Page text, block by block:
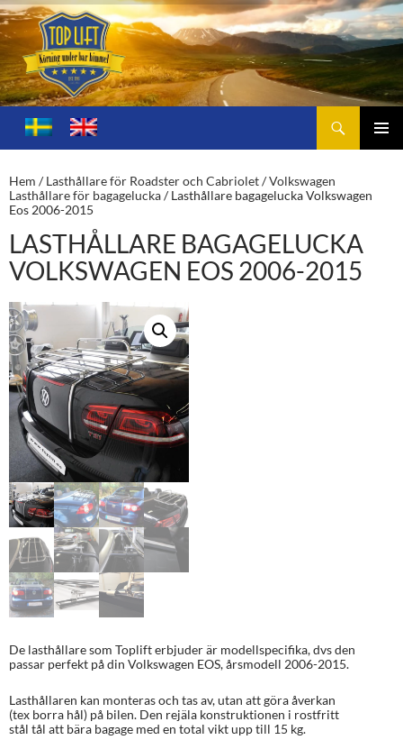
Toplift.se – för körning under bar himmel
HOPPA
TILL
Hem /Lasthållare för Roadster och Cabriolet/Volkswagen
Lasthållare för bagagelucka/ Lasthållare bagagelucka Volkswagen
Eos 2006-2015
LASTHÅLLARE BAGAGELUCKA
VOLKSWAGEN EOS 2006-2015
De lasthållare som Toplift erbjuder är modellspecifika, dvs den
passar perfekt på din Volkswagen EOS, årsmodell 2006-2015.
Lasthållaren kan monteras och tas av, utan att göra åverkan
(tex borra hål) på bilen. Den rejäla konstruktionen i rostfritt
stål tål att bära bagage med en total vikt upp till 15 kg.